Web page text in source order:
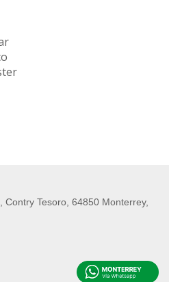
Contry Tesoro, 64850 Monterrey,